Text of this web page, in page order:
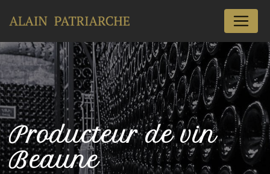
Producteur de vin
Beaune